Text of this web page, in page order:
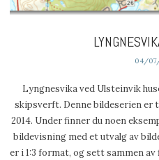
04/
Lyngnesvika ved Ulsteinvik
skipsverft. Denne bildeserien
2014. Under finner du noen
bildevisning med et utvalg av
er i 1:3 format, og sett sammen